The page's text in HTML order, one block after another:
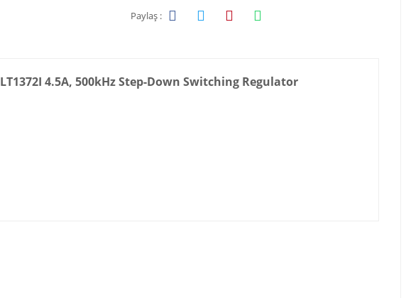
Paylaş :
LT1372I 4.5A, 500kHz Step-Down Switching Regulator